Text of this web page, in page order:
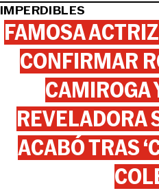
IMPERDIBLES
FAMOSA
CONFIRMAR
CAMIROGA
REVELADORA
ACABÓ TRAS